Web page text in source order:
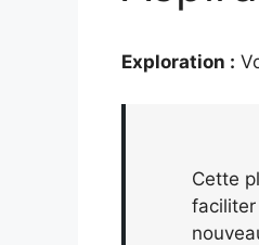
Exploration :
Cette